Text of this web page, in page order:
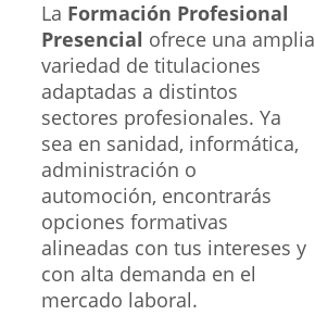
La Formación Profesional
Presencial ofrece una amplia
variedad de titulaciones
adaptadas a distintos
sectores profesionales. Ya
sea en sanidad, informática,
administración o
automoción, encontrarás
opciones formativas
alineadas con tus intereses y
con alta demanda en el
mercado laboral.